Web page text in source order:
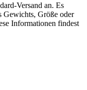
Versand an. Es
Gewichts, Größe oder
Informationen findest